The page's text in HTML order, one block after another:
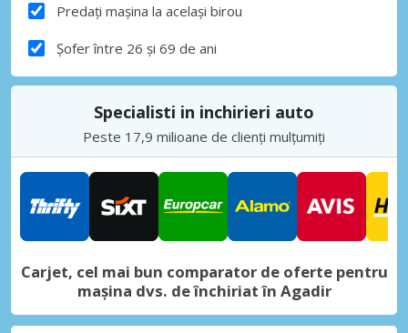
Predați mașina la același birou
Șofer între 26 și 69 de ani
Specialisti in inchirieri auto
Peste 17,9 milioane de clienți mulțumiți
Carjet, cel mai bun comparator de oferte pentru
mașina dvs. de închiriat în Agadir